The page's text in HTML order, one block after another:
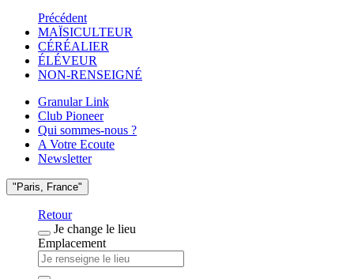
Précédent
MAÏSICULTEUR
CÉRÉALIER
ÉLÉVEUR
NON-RENSEIGNÉ
Granular Link
Club Pioneer
Qui sommes-nous ?
A Votre Ecoute
Newsletter
"Paris, France"
Retour
Je change le lieu
Emplacement